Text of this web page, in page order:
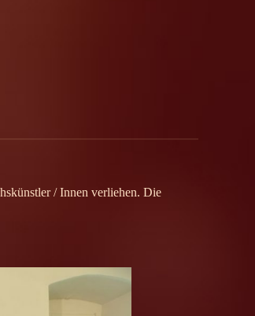
/ Innen verliehen. Die